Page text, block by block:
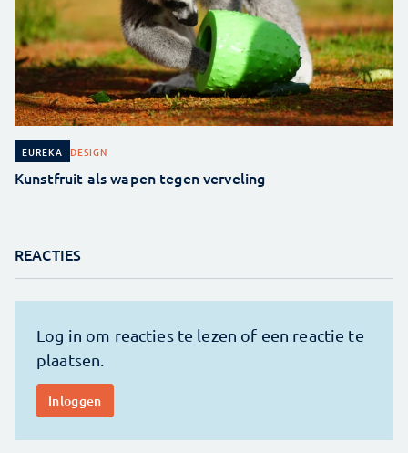
EUREKA DESIGN
Kunstfruit als wapen tegen verveling
REACTIES